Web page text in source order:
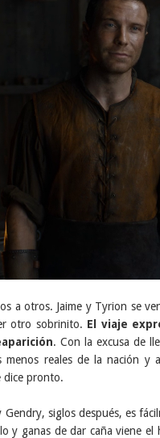
a otros. Jaime y Tyrion se
otro sobrinito. El viaje
. Con la excusa de
menos reales de la nación y
dice pronto.
siglos después, es
y ganas de dar caña viene el